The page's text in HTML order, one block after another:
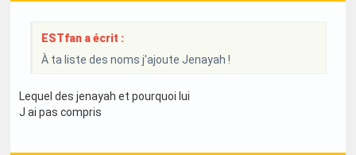
ESTfan a écrit :
À ta liste des noms j'ajoute Jenayah !
Lequel des jenayah et pourquoi lui
J ai pas compris